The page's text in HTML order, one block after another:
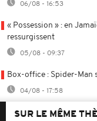
06/08 - 16:53
« Possession » : en
ressurgissent
05/08 - 09:37
Box-office : Spider-Man
04/08 - 17:58
SUR LE MÊME